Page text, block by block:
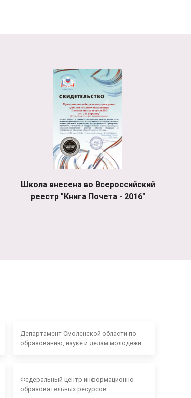
Школа внесена во Всероссийский
реестр "Книга Почета - 2016"
Департамент Смоленской области по
образованию, науке и делам молодежи
Федеральный центр информационно-
образовательных ресурсов.